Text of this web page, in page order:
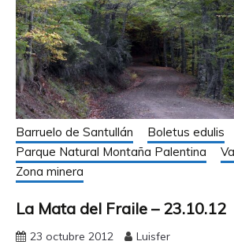
Barruelo de Santullán Boletus edulis
Parque Natural Montaña Palentina
Zona minera
La Mata del Fraile – 23.10.12
23 octubre 2012 Luisfer